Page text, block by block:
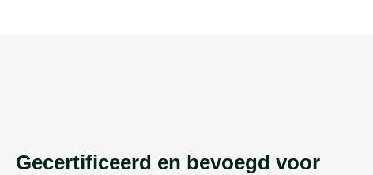
Gecertificeerd en bevoegd voor